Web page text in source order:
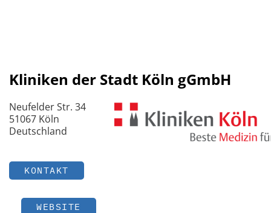
Kliniken der Stadt Köln gGmbH
Neufelder Str. 34
51067 Köln
Deutschland
KONTAKT
WEBSITE